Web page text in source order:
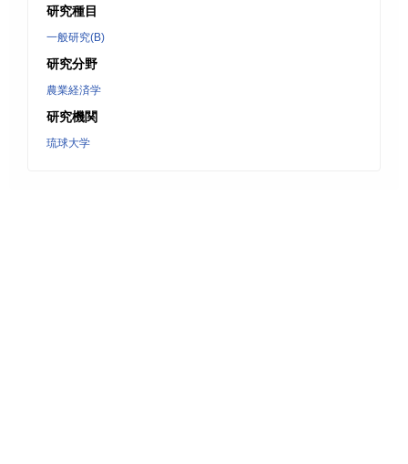
研究種目
一般研究(B)
研究分野
農業経済学
研究機関
琉球大学